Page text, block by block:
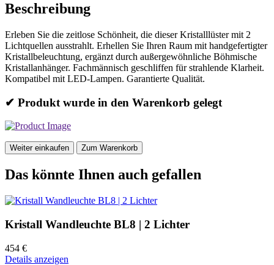
Beschreibung
Erleben Sie die zeitlose Schönheit, die dieser Kristalllüster mit 2
Lichtquellen ausstrahlt. Erhellen Sie Ihren Raum mit handgefertigter
Kristallbeleuchtung, ergänzt durch außergewöhnliche Böhmische
Kristallanhänger. Fachmännisch geschliffen für strahlende Klarheit.
Kompatibel mit LED-Lampen. Garantierte Qualität.
✔ Produkt wurde in den Warenkorb gelegt
Weiter einkaufen Zum Warenkorb
Das könnte Ihnen auch gefallen
Kristall Wandleuchte BL8 | 2 Lichter
454 €
Details anzeigen